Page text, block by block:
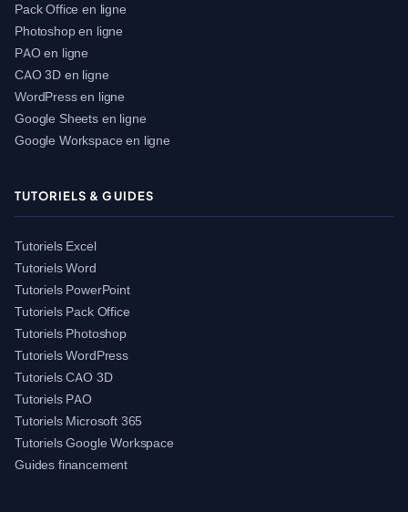
Pack Office en ligne
Photoshop en ligne
PAO en ligne
CAO 3D en ligne
WordPress en ligne
Google Sheets en ligne
Google Workspace en ligne
TUTORIELS & GUIDES
Tutoriels Excel
Tutoriels Word
Tutoriels PowerPoint
Tutoriels Pack Office
Tutoriels Photoshop
Tutoriels WordPress
Tutoriels CAO 3D
Tutoriels PAO
Tutoriels Microsoft 365
Tutoriels Google Workspace
Guides financement